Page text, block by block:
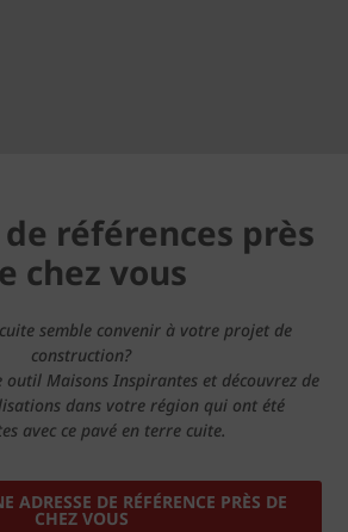
références près
chez vous
semble convenir à votre projet de
construction?
outil Maisons Inspirantes et découvrez de
dans votre région qui ont été
avec ce pavé en terre cuite.
ADRESSE DE RÉFÉRENCE PRÈS DE
CHEZ VOUS